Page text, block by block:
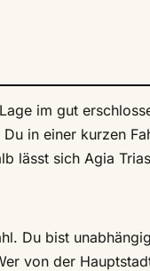
im gut
in einer kurzen
lässt sich Agia
Du bist
von der